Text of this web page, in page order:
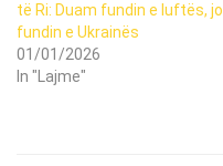
të Ri: Duam fundin e luftës, jo
fundin e Ukrainës
01/01/2026
In "Lajme"